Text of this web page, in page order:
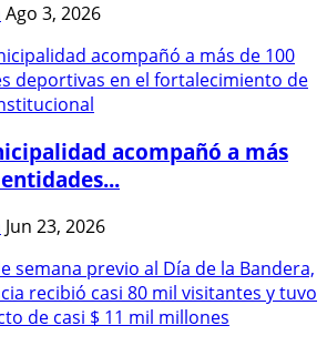
Ago 3, 2026
acompañó a más
Jun 23, 2026